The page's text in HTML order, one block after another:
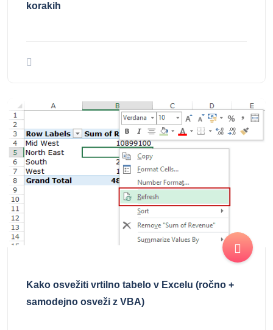
korakih
Kako osvežiti vrtilno tabelo v Excelu (ročno +
samodejno osveži z VBA)